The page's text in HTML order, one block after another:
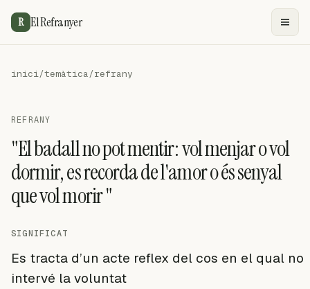
R El Refranyer
inici/temàtica/refrany
REFRANY
"El badall no pot mentir: vol menjar o vol
dormir, es recorda de l'amor o és senyal
que vol morir "
SIGNIFICAT
Es tracta d’un acte reflex del cos en el qual no
intervé la voluntat